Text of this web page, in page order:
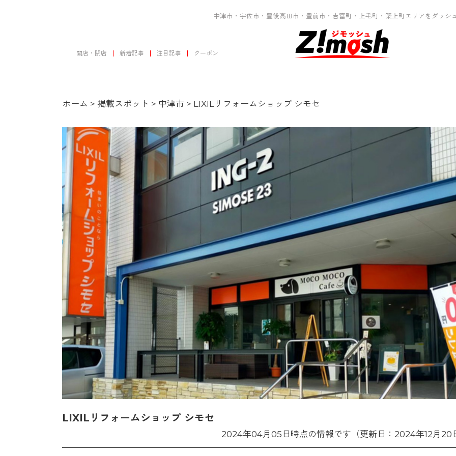
中津市・宇佐市・豊後高田市・豊前市・吉富町・上毛町・築上町エリアをダッシ
開店・閉店 新着記事 注目記事 クーポン
ホーム > 掲載スポット > 中津市 > LIXILリフォームショップ シモセ
LIXILリフォームショップ シモセ
2024年04月05日時点の情報です（更新日：2024年12月20